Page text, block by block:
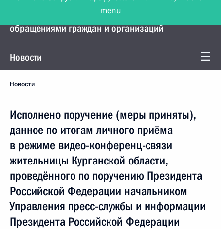
Управление Президента по работе с
обращениями граждан и организаций
Новости
Новости
Исполнено поручение (меры приняты),
данное по итогам личного приёма
в режиме видео-конференц-связи
жительницы Курганской области,
проведённого по поручению Президента
Российской Федерации начальником
Управления пресс-службы и информации
Президента Российской Федерации
menu